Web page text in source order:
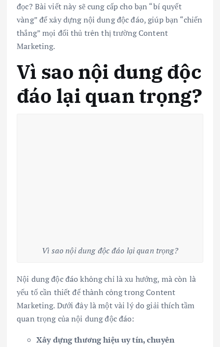
đọc? Bài viết này sẽ cung cấp cho bạn “bí quyết
vàng” để xây dựng nội dung độc đáo, giúp bạn “chiến
thắng” mọi đối thủ trên thị trường Content
Marketing.
Vì sao nội dung độc
đáo lại quan trọng?
Vì sao nội dung độc đáo lại quan trọng?
Nội dung độc đáo không chỉ là xu hướng, mà còn là
yếu tố cần thiết để thành công trong Content
Marketing. Dưới đây là một vài lý do giải thích tầm
quan trọng của nội dung độc đáo:
Xây dựng thương hiệu uy tín, chuyên